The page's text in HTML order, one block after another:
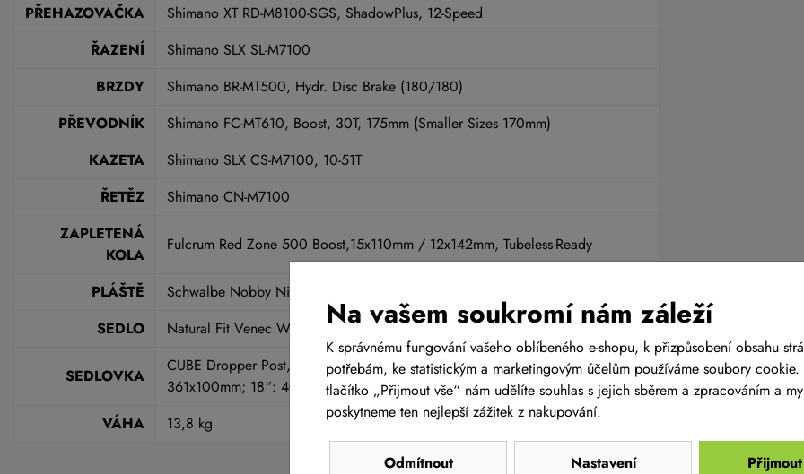
PŘEHAZOVAČKA
Shimano XT RD-M8100-SGS, ShadowPlus, 12-Speed
ŘAZENÍ
Shimano SLX SL-M7100
BRZDY
Shimano BR-MT500, Hydr. Disc Brake (180/180)
PŘEVODNÍK
Shimano FC-MT610, Boost, 30T, 175mm (Smaller Sizes 170mm)
KAZETA
Shimano SLX CS-M7100, 10-51T
ŘETĚZ
Shimano CN-M7100
ZAPLETENÁ
KOLA
Fulcrum Red Zone 500 Boost,15x110mm / 12x142mm, Tubeless-Ready
PLÁŠTĚ
Schwalbe Nobby Nic, Addix Speedgrip, Kevlar, Tubeless Easy, 2.35
SEDLO
Natural Fit Venec WS
SEDLOVKA
CUBE Dropper Post, Handlebar Lever, Internal Cable Routing, 30.9mm (16“:
361x100mm; 18“: 403x120mm; 20“, 22“: 425x130mm)
VÁHA
13,8 kg
Na vašem soukromí nám záleží
K správnému fungování vašeho oblíbeného e-shopu, k přizpůsobení obsahu
potřebám, ke statistickým a marketingovým účelům používáme soubory
tlačítko „Přijmout vše“ nám udělíte souhlas s jejich sběrem a zpracováním a
poskytneme ten nejlepší zážitek z nakupování.
Odmítnout Nastavení